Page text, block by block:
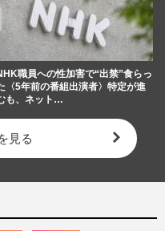
職員への性加害で“出禁”食らっ
〈5年前の番組出演者〉特定が進
も、ネット…
見る